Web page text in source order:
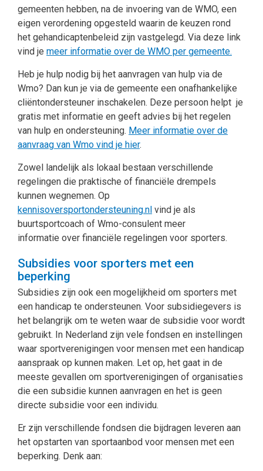
gemeenten hebben, na de invoering van de WMO, een
eigen verordening opgesteld waarin de keuzen rond
het gehandicaptenbeleid zijn vastgelegd. Via deze link
vind je meer informatie over de WMO per gemeente.
Heb je hulp nodig bij het aanvragen van hulp via de
Wmo? Dan kun je via de gemeente een onafhankelijke
cliëntondersteuner inschakelen. Deze persoon helpt je
gratis met informatie en geeft advies bij het regelen
van hulp en ondersteuning. Meer informatie over de
aanvraag van Wmo vind je hier.
Zowel landelijk als lokaal bestaan verschillende
regelingen die praktische of financiële drempels
kunnen wegnemen. Op
kennisoversportondersteuning.nl vind je als
buurtsportcoach of Wmo-consulent meer
informatie over financiële regelingen voor sporters.
Subsidies voor sporters met een
beperking
Subsidies zijn ook een mogelijkheid om sporters met
een handicap te ondersteunen. Voor subsidiegevers is
het belangrijk om te weten waar de subsidie voor wordt
gebruikt. In Nederland zijn vele fondsen en instellingen
waar sportverenigingen voor mensen met een handicap
aanspraak op kunnen maken. Let op, het gaat in de
meeste gevallen om sportverenigingen of organisaties
die een subsidie kunnen aanvragen en het is geen
directe subsidie voor een individu.
Er zijn verschillende fondsen die bijdragen leveren aan
het opstarten van sportaanbod voor mensen met een
beperking. Denk aan: